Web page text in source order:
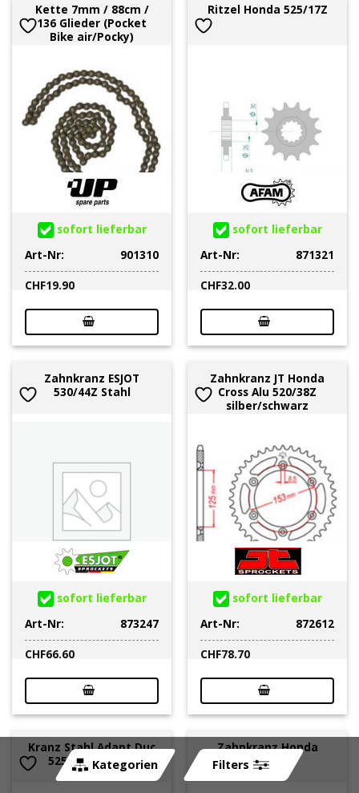
Kategorien Filters
Kette 7mm / 88cm /
136 Glieder (Pocket
Bike air/Pocky)
sofort lieferbar
Art-Nr:
901310
CHF19.90
Ritzel Honda 525/17Z
sofort lieferbar
Art-Nr:
871321
CHF32.00
Zahnkranz ESJOT
530/44Z Stahl
sofort lieferbar
Art-Nr:
873247
CHF66.60
Zahnkranz JT Honda
Cross Alu 520/38Z
silber/schwarz
sofort lieferbar
Art-Nr:
872612
CHF78.70
Kranz Stahl Adapt Duc
525/42Z (JT 761)
Zahnkranz Honda
530/40Z